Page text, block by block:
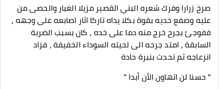
صرخ زرارا وفرك شعره البني القصير مزيلا الغبار والحصى من
عليه وصفع خديه بقوة بكلا يداه تاركا اثار اصابعه على وجهه ،
ففوجئ بجرح خرج منه دما على خده ، كان بسبب الضربة
السابقة ، امتد جرحه الى لحيته السوداء الخفيفة ، فزاد
انزعاجه ثم تحدث بنبرة حادة
" حسنا لن اتهاون الأن أبدا "